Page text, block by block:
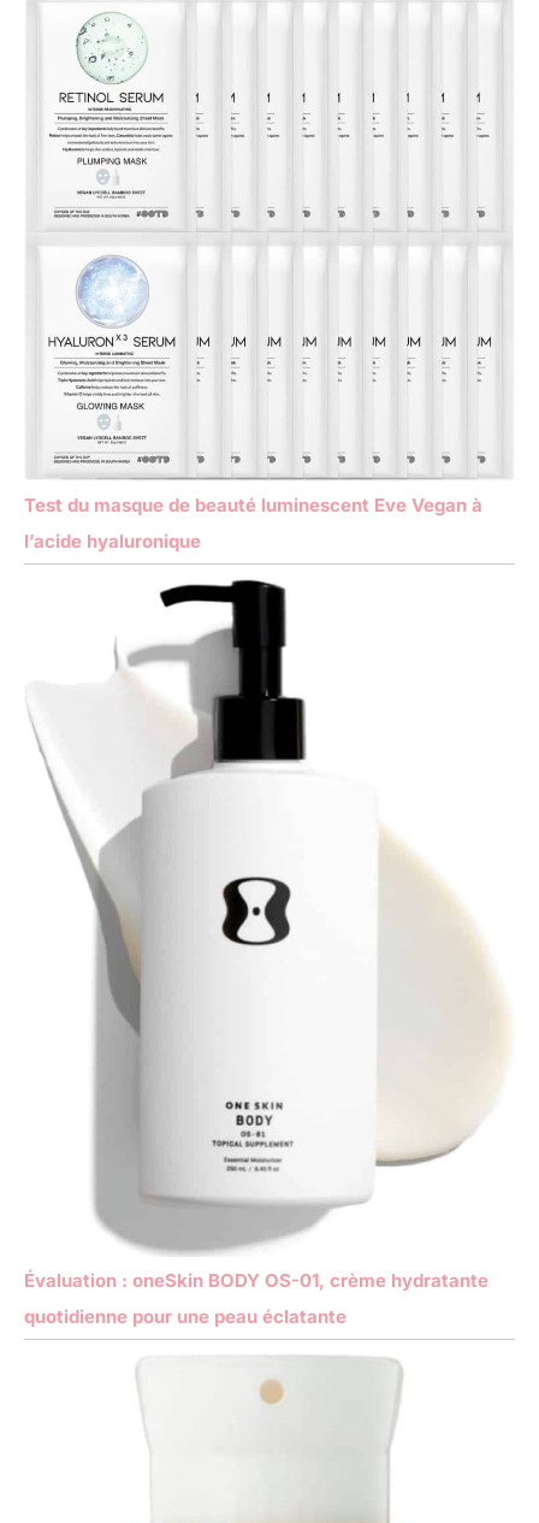
Test du masque de beauté luminescent Eve Vegan à
l’acide hyaluronique
Évaluation : oneSkin BODY OS-01, crème hydratante
quotidienne pour une peau éclatante